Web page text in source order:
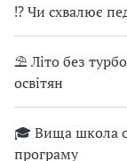
⁉ Чи схвалює
⛱ Літо без
освітян
🎓 Вища школа
програму